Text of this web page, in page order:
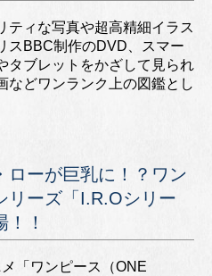
ティな写真や超高精細イラス
スBBC制作のDVD、スマー
タブレットをかざして見られ
などワンランク上の図鑑とし
ローが巨乳に！？ワン
リーズ「I.R.Oシリー
！
「ワンピース（ONE